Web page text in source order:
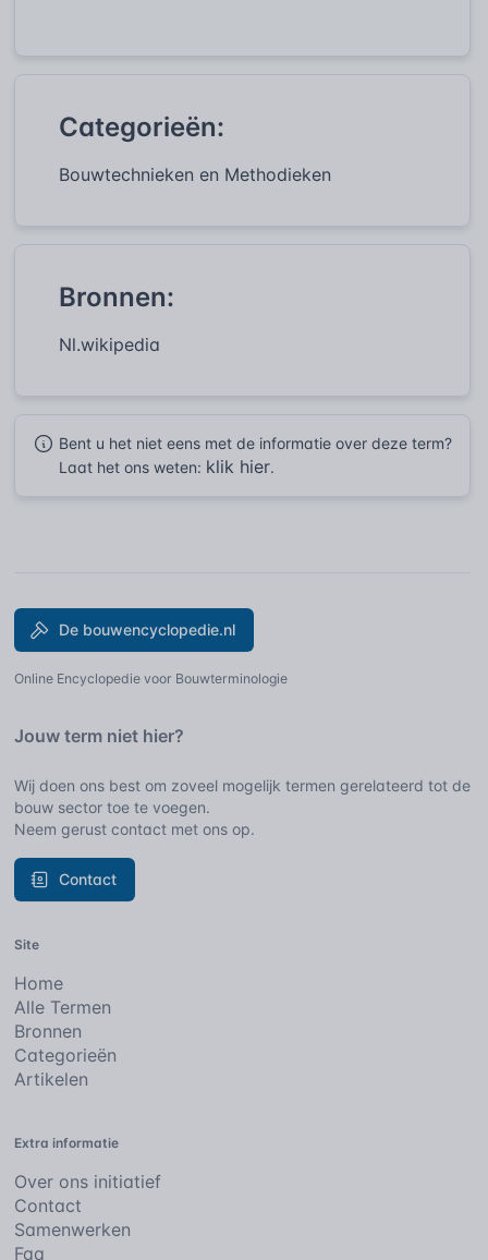
Categorieën:
Bouwtechnieken en Methodieken
Bronnen:
Nl.wikipedia
Bent u het niet eens met de informatie over deze term?
Laat het ons weten: klik hier.
De bouwencyclopedie.nl
Online Encyclopedie voor Bouwterminologie
Jouw term niet hier?
Wij doen ons best om zoveel mogelijk termen gerelateerd tot de
bouw sector toe te voegen.
Neem gerust contact met ons op.
Contact
Site
Home
Alle Termen
Bronnen
Categorieën
Artikelen
Extra informatie
Over ons initiatief
Contact
Samenwerken
Faq